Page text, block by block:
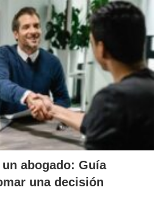
abogado: Guía
una decisión